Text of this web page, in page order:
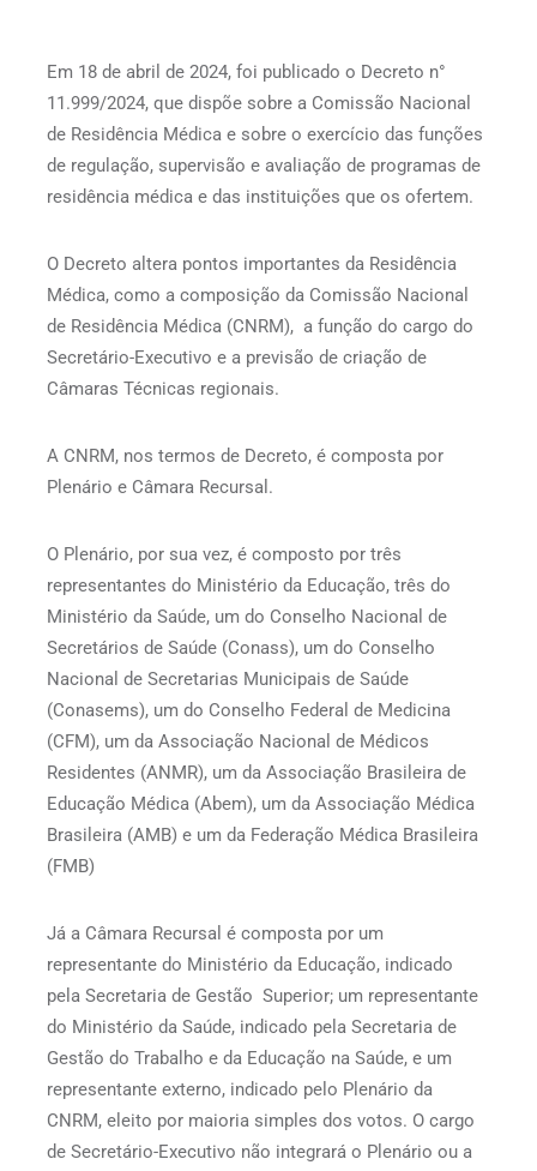
Em 18 de abril de 2024, foi publicado o Decreto n°
11.999/2024, que dispõe sobre a Comissão Nacional
de Residência Médica e sobre o exercício das funções
de regulação, supervisão e avaliação de programas de
residência médica e das instituições que os ofertem.
O Decreto altera pontos importantes da Residência
Médica, como a composição da Comissão Nacional
de Residência Médica (CNRM), a função do cargo do
Secretário-Executivo e a previsão de criação de
Câmaras Técnicas regionais.
A CNRM, nos termos de Decreto, é composta por
Plenário e Câmara Recursal.
O Plenário, por sua vez, é composto por três
representantes do Ministério da Educação, três do
Ministério da Saúde, um do Conselho Nacional de
Secretários de Saúde (Conass), um do Conselho
Nacional de Secretarias Municipais de Saúde
(Conasems), um do Conselho Federal de Medicina
(CFM), um da Associação Nacional de Médicos
Residentes (ANMR), um da Associação Brasileira de
Educação Médica (Abem), um da Associação Médica
Brasileira (AMB) e um da Federação Médica Brasileira
(FMB)
Já a Câmara Recursal é composta por um
representante do Ministério da Educação, indicado
pela Secretaria de Gestão Superior; um representante
do Ministério da Saúde, indicado pela Secretaria de
Gestão do Trabalho e da Educação na Saúde, e um
representante externo, indicado pelo Plenário da
CNRM, eleito por maioria simples dos votos. O cargo
de Secretário-Executivo não integrará o Plenário ou a